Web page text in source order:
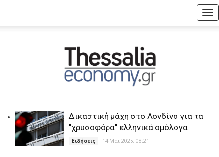
Δικαστική μάχη στο Λονδίνο για τα
"χρυσοφόρα" ελληνικά ομόλογα
Ειδήσεις 14 Μαϊ 2025, 08:21